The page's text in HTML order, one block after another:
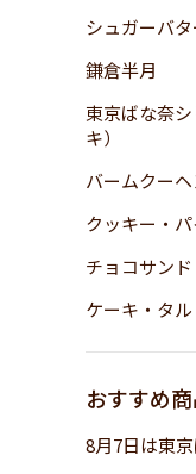
シュガーバ
鎌倉半月
東京ばな奈
キ）
バームクーヘ
クッキー・パ
チョコサンド
ケーキ・タル
おすすめ
8月7日は東